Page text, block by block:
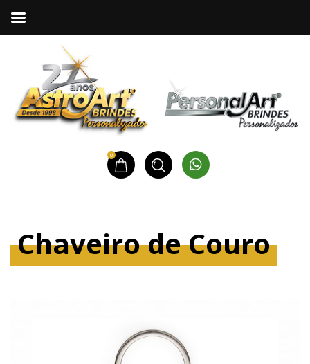
0
Chaveiro de Couro